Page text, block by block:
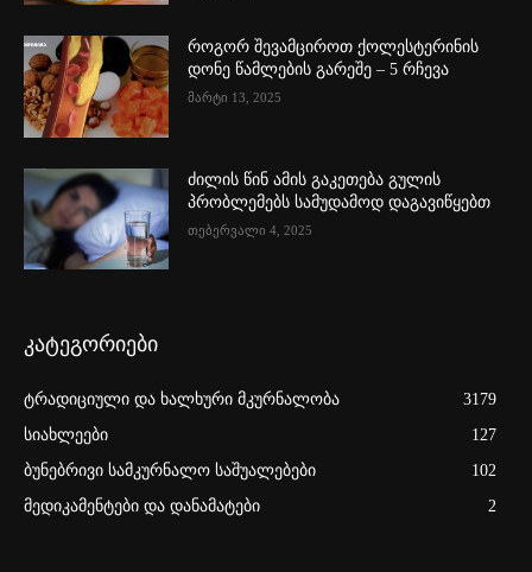
როგორ შევამციროთ ქოლესტერინის
დონე წამლების გარეშე – 5 რჩევა
მარტი 13, 2025
ძილის წინ ამის გაკეთება გულის
პრობლემებს სამუდამოდ დაგავიწყებთ
თებერვალი 4, 2025
კატეგორიები
ტრადიციული და ხალხური მკურნალობა
3179
სიახლეები
127
ბუნებრივი სამკურნალო საშუალებები
102
მედიკამენტები და დანამატები
2